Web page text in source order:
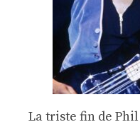
La triste fin de